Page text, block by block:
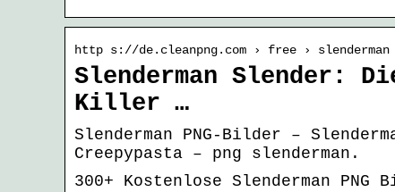
http s://de.cleanpng.com › free › slenderman
Slenderman Slender:
Killer …
Slenderman PNG-Bilder –
Creepypasta – png slenderman.
300+ Kostenlose Slenderman PNG